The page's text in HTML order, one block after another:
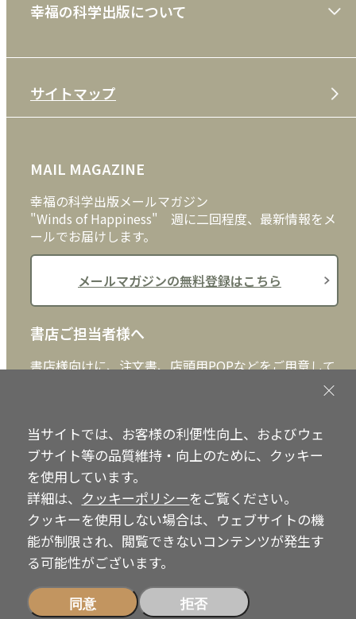
雑誌
CD
DVD・ブルーレイ
外国語
利用規約
特定商取引法
プライバシーポリシー
クッキーポリシー
幸福の科学出版について
メディア・ライブラリー
サイトマップ
MAIL MAGAZINE
幸福の科学出版メールマガジン
"Winds of Happiness" 週に二回程度、最新情報をメ
ールでお届けします。
メールマガジンの無料登録はこちら
書店ご担当者様へ
書店様向けに、注文書、店頭用POPなどをご用意して
書店ご担当者様へ
Copyright © IRH Press Co.,Ltd. All Rights Reserved.
当サイトでは、お客様の利便性向上、およびウェ
ブサイト等の品質維持・向上のために、クッキー
を使用しています。
詳細は、 クッキーポリシーをご覧ください。
クッキーを使用しない場合は、ウェブサイトの機
能が制限され、閲覧できないコンテンツが発生す
る可能性がございます。
同意 拒否